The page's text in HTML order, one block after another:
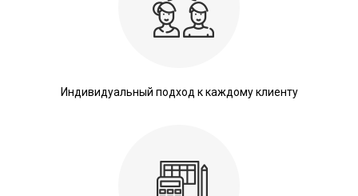
Индивидуальный подход к каждому клиенту